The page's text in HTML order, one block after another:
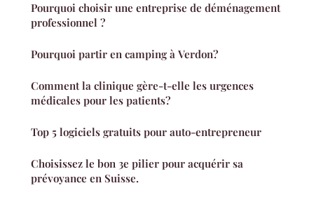
Pourquoi choisir une entreprise de déménagement
professionnel ?
Pourquoi partir en camping à Verdon?
Comment la clinique gère-t-elle les urgences
médicales pour les patients?
Top 5 logiciels gratuits pour auto-entrepreneur
Choisissez le bon 3e pilier pour acquérir sa
prévoyance en Suisse.